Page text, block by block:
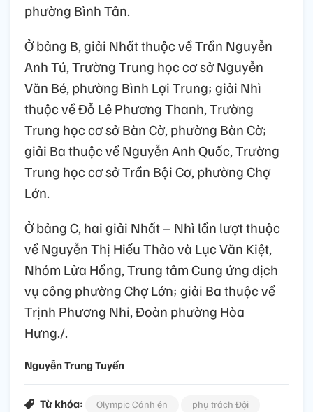
phường Bình Tân.
Ở bảng B, giải Nhất thuộc về Trần Nguyễn
Anh Tú, Trường Trung học cơ sở Nguyễn
Văn Bé, phường Bình Lợi Trung; giải Nhì
thuộc về Đỗ Lê Phương Thanh, Trường
Trung học cơ sở Bàn Cờ, phường Bàn Cờ;
giải Ba thuộc về Nguyễn Anh Quốc, Trường
Trung học cơ sở Trần Bội Cơ, phường Chợ
Lớn.
Ở bảng C, hai giải Nhất – Nhì lần lượt thuộc
về Nguyễn Thị Hiếu Thảo và Lục Văn Kiệt,
Nhóm Lửa Hồng, Trung tâm Cung ứng dịch
vụ công phường Chợ Lớn; giải Ba thuộc về
Trịnh Phương Nhi, Đoàn phường Hòa
Hưng./.
Nguyễn Trung Tuyến
Từ khóa: Olympic Cánh én
phụ trách Đội